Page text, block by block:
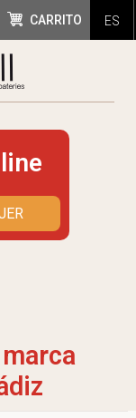
ES
CARRITO